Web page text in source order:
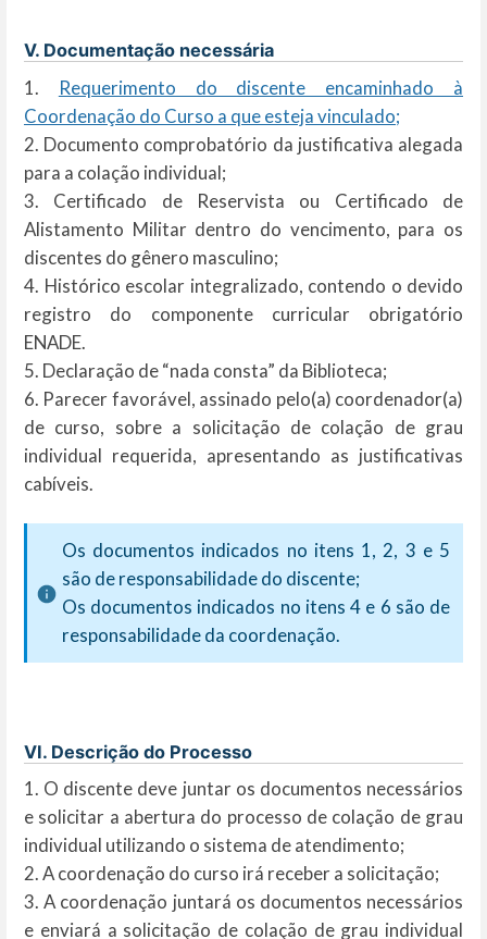
V. Documentação necessária
1.
Requerimento do discente encaminhado à
Coordenação do Curso a que esteja vinculado;
2. Documento comprobatório da justificativa alegada
para a colação individual;
3. Certificado de Reservista ou Certificado de
Alistamento Militar dentro do vencimento, para os
discentes do gênero masculino;
4. Histórico escolar integralizado, contendo o devido
registro do componente curricular obrigatório
ENADE.
5. Declaração de “nada consta” da Biblioteca;
6. Parecer favorável, assinado pelo(a) coordenador(a)
de curso, sobre a solicitação de colação de grau
individual requerida, apresentando as justificativas
cabíveis.
Os documentos indicados no itens 1, 2, 3 e 5
são de responsabilidade do discente;
Os documentos indicados no itens 4 e 6 são de
responsabilidade da coordenação.
VI. Descrição do Processo
1. O discente deve juntar os documentos necessários
e solicitar a abertura do processo de colação de grau
individual utilizando o sistema de atendimento;
2. A coordenação do curso irá receber a solicitação;
3. A coordenação juntará os documentos necessários
e enviará a solicitação de colação de grau individual